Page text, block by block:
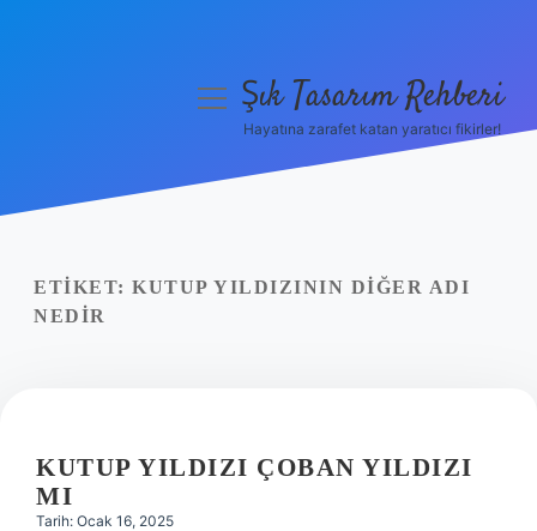
Yasal Uyarı
menüyüŞık Tasarım Rehberi
Hayatına zarafet katan yaratıcı fikirler!
ETIKET: KUTUP YILDIZININ DIĞER ADI
NEDIR
KUTUP YILDIZI ÇOBAN YILDIZI
MI
Tarih: Ocak 16, 2025